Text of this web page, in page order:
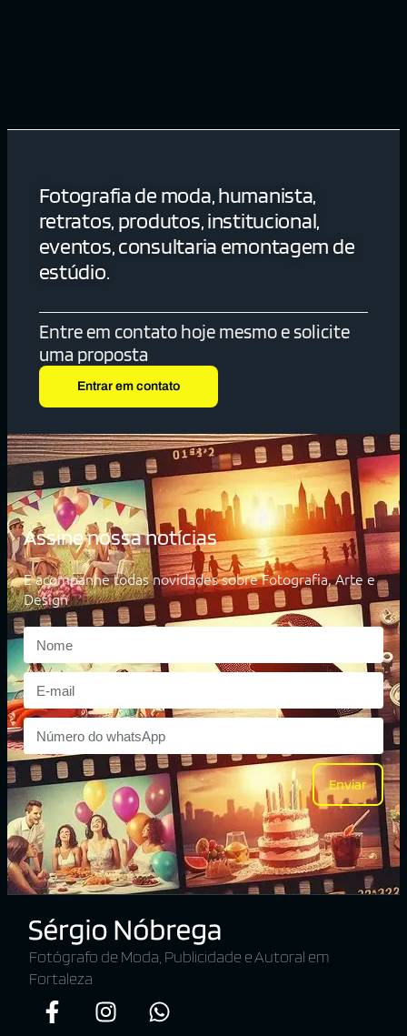
Fotografia de moda, humanista,
retratos, produtos, institucional,
eventos, consultaria emontagem de
estúdio.
Entre em contato hoje mesmo e solicite
uma proposta
Entrar em contato
Assine nossa notícias
E acompanhe todas novidades sobre Fotografia, Arte e
Design
Enviar
Fotógrafo de Moda, Publicidade e Autoral em
Fortaleza